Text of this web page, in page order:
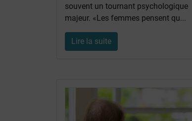
souvent un tournant psychologique
majeur. «Les femmes pensent qu...
Lire la suite